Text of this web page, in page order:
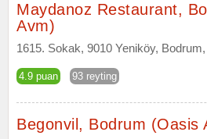
Maydanoz Restaurant,
Avm)
1615. Sokak, 9010 Yeniköy,
4.9 puan 93 reyting
Begonvil, Bodrum (Oasis